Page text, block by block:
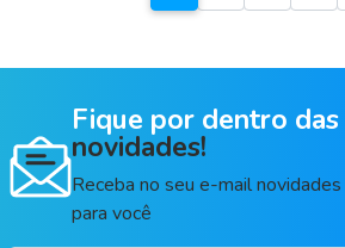
Fique por dentro das
novidades!
Receba no seu e-mail
para você